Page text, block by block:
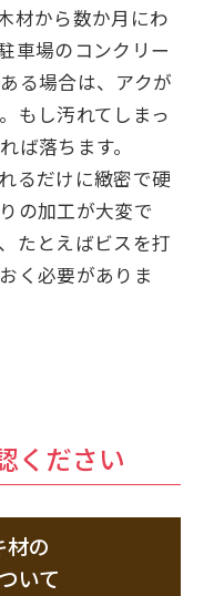
材から数か月にわ
車場のコンクリー
る場合は、アクが
もし汚れてしまっ
ば落ちます。
るだけに緻密で硬
の加工が大変で
たとえばビスを打
く必要がありま
ください
の
いて